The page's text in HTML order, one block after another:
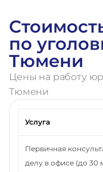
по
Тюмени
Цены на работу
Тюмени
Услуга
Первичная
делу в офисе (до 30